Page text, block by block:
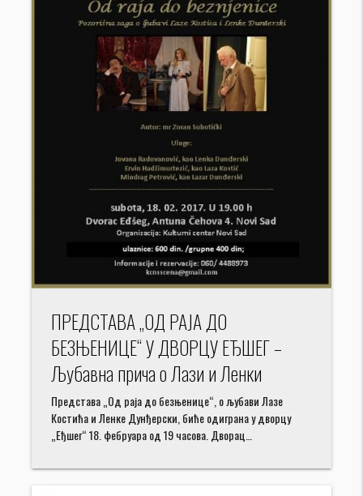
ПРЕДСТАВА „ОД РАЈА ДО
БЕЗЊЕНИЦЕ“ У ДВОРЦУ ЕЂШЕГ –
Љубавна прича о Лази и Ленки
Представа „Од раја до безњенице“, о љубави Лазе
Костића и Ленке Дунђерски, биће одиграна у дворцу
„Еђшег“ 18. фебруара од 19 часова. Дворац…